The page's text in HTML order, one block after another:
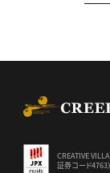
CREATIVE
証券コード4763